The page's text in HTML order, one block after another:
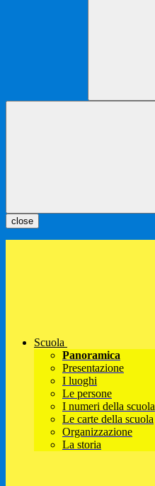
close
Scuola
Panoramica
Presentazione
I luoghi
Le persone
I numeri della scuola
Le carte della scuola
Organizzazione
La storia